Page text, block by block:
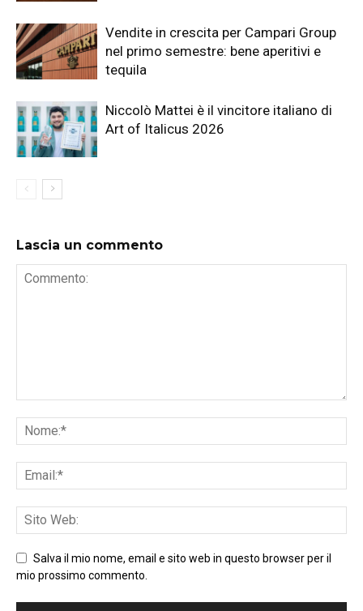
Vendite in crescita per Campari Group
nel primo semestre: bene aperitivi e
tequila
Niccolò Mattei è il vincitore italiano di
Art of Italicus 2026
Lascia un commento
Salva il mio nome, email e sito web in questo browser per il
mio prossimo commento.